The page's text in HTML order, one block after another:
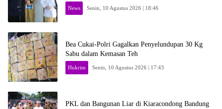
News Senin, 10 Agustus 2026 | 18:46
Bea Cukai-Polri Gagalkan Penyelundupan 30 Kg
Sabu dalam Kemasan Teh
Hukrim Senin, 10 Agustus 2026 | 17:43
PKL dan Bangunan Liar di Kiaracondong Bandung